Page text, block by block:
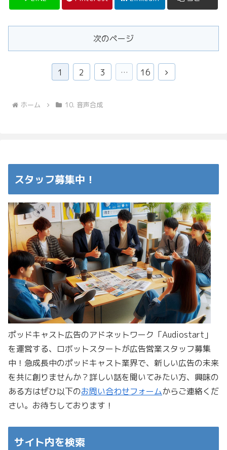
次のページ
1 2 3 … 16
次
ホーム 10. 音声合成
スタッフ募集中！
ポッドキャスト広告のアドネットワーク「Audiostart」
を運営する、ロボットスタートが広告営業スタッフ募集
中！急成長中のポッドキャスト業界で、新しい広告の未来
を共に創りませんか？詳しい話を聞いてみたい方、興味の
ある方はぜひ以下のお問い合わせフォームからご連絡くだ
さい。お待ちしております！
サイト内を検索